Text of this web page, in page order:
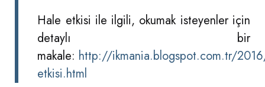
Hale etkisi ile ilgili, okumak isteyenler için
detaylı bir
makale: http://ikmania.blogspot.com.tr/
etkisi.html